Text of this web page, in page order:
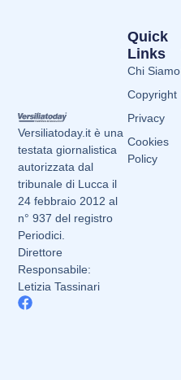
Versiliatoday.it è una
testata giornalistica
autorizzata dal
tribunale di Lucca il
24 febbraio 2012 al
n° 937 del registro
Periodici.
Direttore
Responsabile:
Letizia Tassinari
Quick
Links
Chi Siamo
Copyright
Privacy
Cookies
Policy